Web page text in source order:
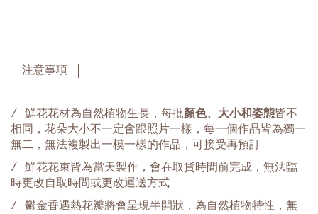
注意事項
/ 鮮花花材為自然植物生長，每批顏色、大小和姿態皆不
相同，花朵大小不一定會跟照片一樣，每一個作品皆為獨一
無二，無法複製出一模一樣的作品，可接受再預訂
/ 鮮花花束皆為當天製作，會在取貨時間前完成，無法臨
時更改自取時間或更改運送方式
/ 鬱金香遇熱花瓣將會呈現半開狀，為自然植物特性，無